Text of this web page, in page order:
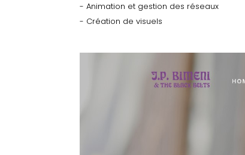
- Animation et gestion des réseaux
- Création de visuels